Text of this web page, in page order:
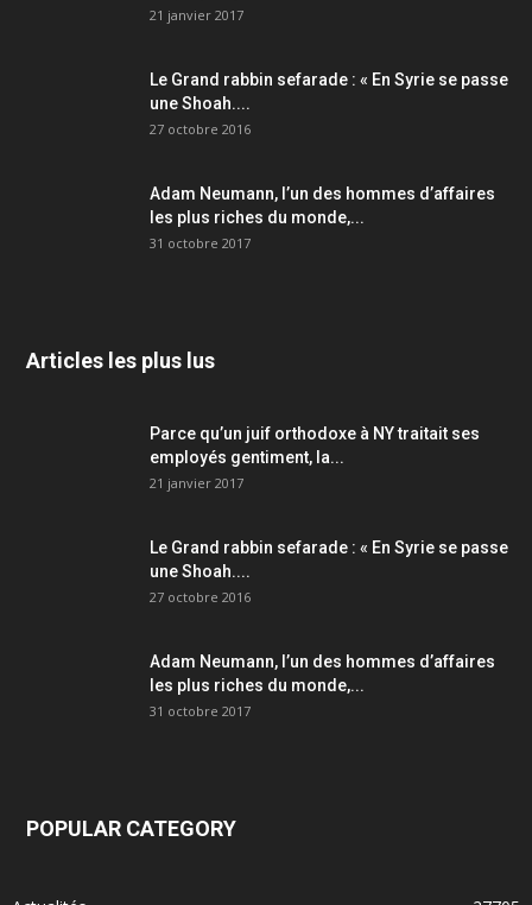
21 janvier 2017
Le Grand rabbin sefarade : « En Syrie se passe
une Shoah....
27 octobre 2016
Adam Neumann, l’un des hommes d’affaires
les plus riches du monde,...
31 octobre 2017
Articles les plus lus
Parce qu’un juif orthodoxe à NY traitait ses
employés gentiment, la...
21 janvier 2017
Le Grand rabbin sefarade : « En Syrie se passe
une Shoah....
27 octobre 2016
Adam Neumann, l’un des hommes d’affaires
les plus riches du monde,...
31 octobre 2017
POPULAR CATEGORY